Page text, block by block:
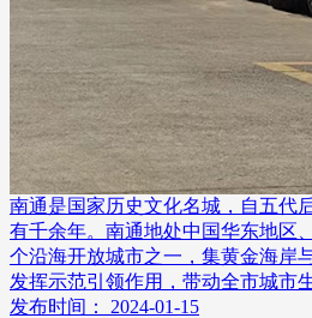
南通是国家历史文化名城，自五代
有千余年。南通地处中国华东地区
个沿海开放城市之一，集黄金海岸
发挥示范引领作用，带动全市城市
发布时间： 2024-01-15